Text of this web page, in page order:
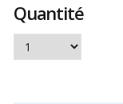
Quantité